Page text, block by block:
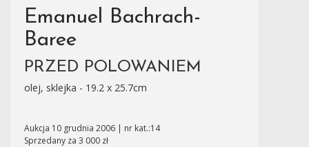
Emanuel Bachrach-
Baree
PRZED POLOWANIEM
olej, sklejka - 19.2 x 25.7cm
Aukcja 10 grudnia 2006 | nr kat.:14
Sprzedany za 3 000 zł